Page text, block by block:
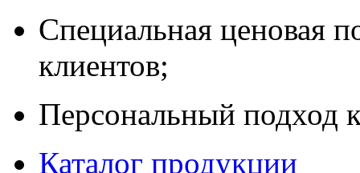
Специальная ценовая
клиентов;
Персональный подход
Каталог продукции